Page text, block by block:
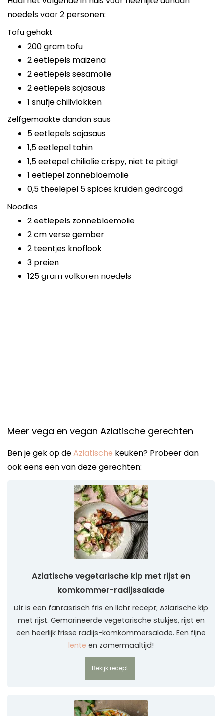
noedels voor 2 personen:
Tofu gehakt
200 gram tofu
2 eetlepels maizena
2 eetlepels sesamolie
2 eetlepels sojasaus
1 snufje chilivlokken
Zelfgemaakte dandan saus
5 eetlepels sojasaus
1,5 eetlepel tahin
1,5 eetepel chiliolie crispy, niet te pittig!
1 eetlepel zonnebloemolie
0,5 theelepel 5 spices kruiden gedroogd
Noodles
2 eetlepels zonnebloemolie
2 cm verse gember
2 teentjes knoflook
3 preien
125 gram volkoren noedels
Meer vega en vegan Aziatische gerechten
Ben je gek op deAziatische keuken? Probeer dan
ook eens een van deze gerechten:
Aziatische vegetarische kip met rijst en
komkommer-radijssalade
Dit is een fantastisch fris en licht recept; Aziatische kip
met rijst. Gemarineerde vegetarische stukjes, rijst en
een heerlijk frisse radijs-komkommersalade. Een fijne
lente en zomermaaltijd!
Bekijk recept